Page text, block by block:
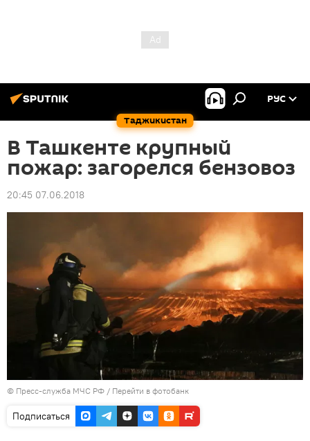
Таджикистан
РУС
В Ташкенте крупный
пожар: загорелся бензовоз
20:45 07.06.2018
© Пресс-служба МЧС РФ / Перейти в фотобанк
Подписаться